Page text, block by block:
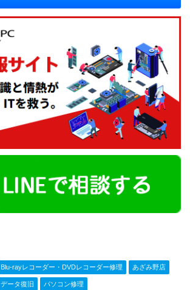
Blu-rayレコーダー・DVDレコーダー修理 あざみ野店
データ復旧 パソコン修理